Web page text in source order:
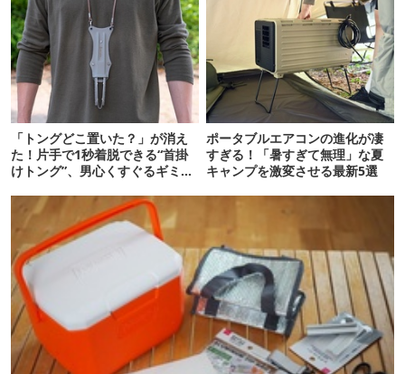
「トングどこ置いた？」が消え
た！片手で1秒着脱できる“首掛
けトング”、男心くすぐるギミッ
ポータブルエアコンの進化が凄
すぎる！「暑すぎて無理」な夏
キャンプを激変させる最新5選